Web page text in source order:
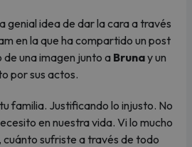
genial idea de dar la cara a través
en la que ha compartido un post
una imagen junto a Brunay un
por sus actos.
familia. Justificando lo injusto. No
en nuestra vida. Vi lo mucho
sufriste a través de todo